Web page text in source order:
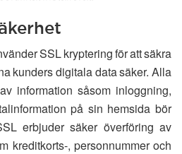
SSL kryptering för att säkra
kunders digitala data säker. Alla
information såsom inloggning,
på sin hemsida bör
erbjuder säker överföring av
kreditkorts-, personnummer och